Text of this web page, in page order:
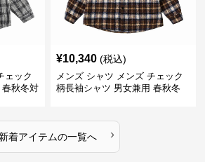
ェック
秋冬対
¥10,340 (税込)
メンズ シャツ メンズ チェック
柄長袖シャツ 男女兼用 春秋冬
新着アイテムの一覧へ ›